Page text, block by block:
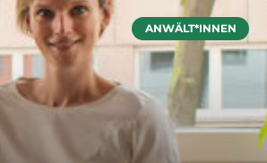
ANWÄLT*INNEN